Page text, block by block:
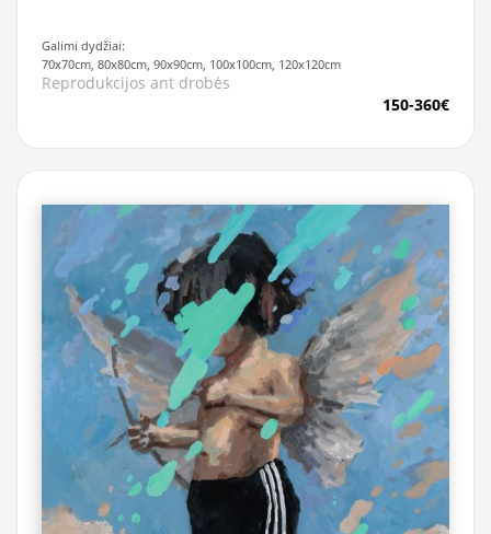
Galimi dydžiai:
70x70cm, 80x80cm, 90x90cm, 100x100cm, 120x120cm
Reprodukcijos ant drobės
150-360€